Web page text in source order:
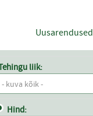
Uusarendused
liik:
- kuva kõik -
Hind: